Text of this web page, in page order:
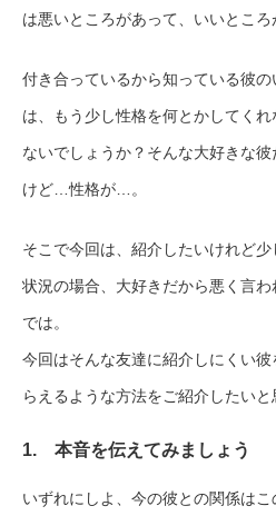
は悪いところがあって、いいところ
付き合っているから知っている彼
は、もう少し性格を何とかしてく
ないでしょうか？そんな大好きな
けど…性格が…。
そこで今回は、紹介したいけれど
状況の場合、大好きだから悪く言
では。
今回はそんな友達に紹介しにくい
らえるような方法をご紹介したいと
1. 本音を伝えてみましょう
いずれにしよ、今の彼との関係は